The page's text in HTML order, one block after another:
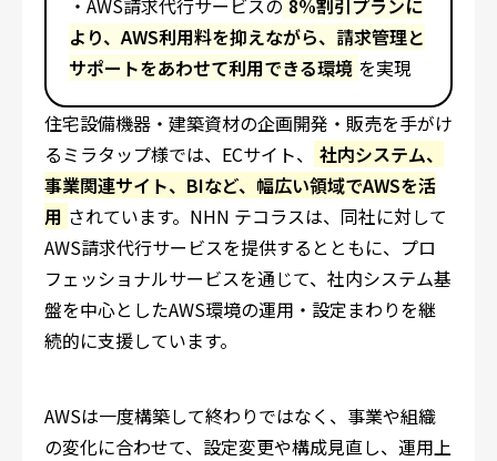
・AWS請求代行サービスの 8%割引プランに
より、AWS利用料を抑えながら、請求管理と
サポートをあわせて利用できる環境 を実現
住宅設備機器・建築資材の企画開発・販売を手がけ
るミラタップ様では、ECサイト、
社内システム、
事業関連サイト、BIなど、幅広い領域でAWSを活
用 されています。NHN テコラスは、同社に対して
AWS請求代行サービスを提供するとともに、プロ
フェッショナルサービスを通じて、社内システム基
盤を中心としたAWS環境の運用・設定まわりを継
続的に支援しています。
AWSは一度構築して終わりではなく、事業や組織
の変化に合わせて、設定変更や構成見直し、運用上